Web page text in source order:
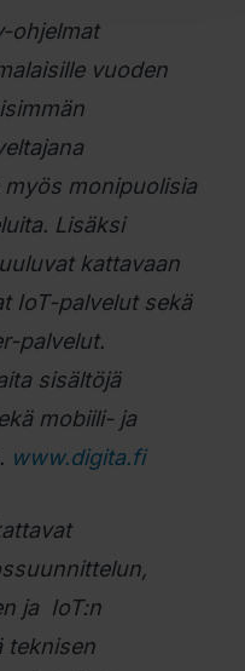
ohjelmat
vuoden
myös monipuolisia
Lisäksi
kattavaan
IoT-palvelut sekä
palvelut.
sisältöjä
mobiili- ja
www.digita.fi
ja IoT:n
teknisen